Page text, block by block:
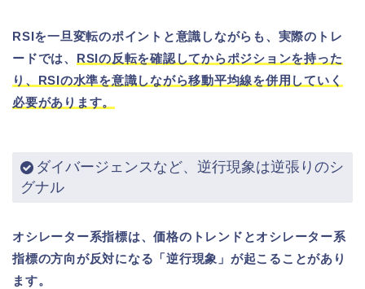
RSIを一旦変転のポイントと意識しながらも、実際のトレ
ードでは、 RSIの反転を確認してからポジションを持った
り、RSIの水準を意識しながら移動平均線を併用していく
必要があります。
ダイバージェンスなど、逆行現象は逆張りのシ
グナル
オシレーター系指標は、価格のトレンドとオシレーター系
指標の方向が反対になる「逆行現象」が起こることがあり
ます。